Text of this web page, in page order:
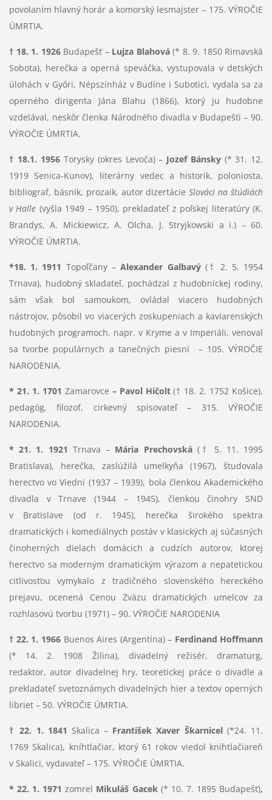
povolaním hlavný horár a komorský lesmajster – 175. VÝROČIE
ÚMRTIA.
† 18. 1. 1926Budapešť – Lujza Blahová(* 8. 9. 1850 Rimavská
Sobota), herečka a operná speváčka, vystupovala v detských
úlohách v Győri, Népszínház v Budíne i Subotici, vydala sa za
operného dirigenta Jána Blahu (1866), ktorý ju hudobne
vzdelával, neskôr členka Národného divadla v Budapešti – 90.
VÝROČIE ÚMRTIA.
† 18.1. 1956 Torysky (okres Levoča) – Jozef Bánsky(* 31. 12.
1919 Senica-Kunov), literárny vedec a historik, poloniosta,
bibliograf, básnik, prozaik, autor dizertácieSlováci na štúdiách
v Halle (vyšla 1949 – 1950), prekladateľ z poľskej literatúry (K.
Brandys, A. Mickiewicz, A. Olcha, J. Stryjkowski a i.) – 60.
VÝROČIE ÚMRTIA.
*18. 1. 1911 Topoľčany –Alexander Galbavý († 2. 5. 1954
Trnava), hudobný skladateľ, pochádzal z hudobníckej rodiny,
sám však bol samoukom, ovládal viacero hudobných
nástrojov, pôsobil vo viacerých zoskupeniach a kaviarenských
hudobných programoch, napr. v Kryme a v Imperiáli, venoval
sa tvorbe populárnych a tanečných piesní – 105. VÝROČIE
NARODENIA.
* 21. 1. 1701 Zamarovce – Pavol Hičolt(† 18. 2. 1752 Košice),
pedagóg, filozof, cirkevný spisovateľ – 315. VÝROČIE
NARODENIA.
* 21. 1. 1921 Trnava – Mária Prechovská(† 5. 11. 1995
Bratislava), herečka, zaslúžilá umelkyňa (1967), študovala
herectvo vo Viedni (1937 – 1939), bola členkou Akademického
divadla v Trnave (1944 – 1945), členkou činohry SND
v Bratislave (od r. 1945), herečka širokého spektra
dramatických i komediálnych postáv v klasických aj súčasných
činoherných dielach domácich a cudzích autorov, ktorej
herectvo sa moderným dramatickým výrazom a nepatetickou
citlivosťou vymykalo z tradičného slovenského hereckého
prejavu, ocenená Cenou Zväzu dramatických umelcov za
rozhlasovú tvorbu (1971) – 90. VÝROČIE NARODENIA
† 22. 1. 1966 Buenos Aires (Argentína) – Ferdinand Hoffmann
(* 14. 2. 1908 Žilina), divadelný režisér, dramaturg,
redaktor, autor divadelnej hry, teoretickej práce o divadle a
prekladateľ svetoznámych divadelných hier a textov operných
libriet – 50. VÝROČIE ÚMRTIA.
† 22. 1. 1841 Skalica – František Xaver Škarnicel(*24. 11.
1769 Skalica), kníhtlačiar, ktorý 61 rokov viedol kníhtlačiareň
v Skalici, vydavateľ – 175. VÝROČIE ÚMRTIA.
* 22. 1. 1971 zomrel Mikuláš Gacek (* 10. 7. 1895 Budapešť),